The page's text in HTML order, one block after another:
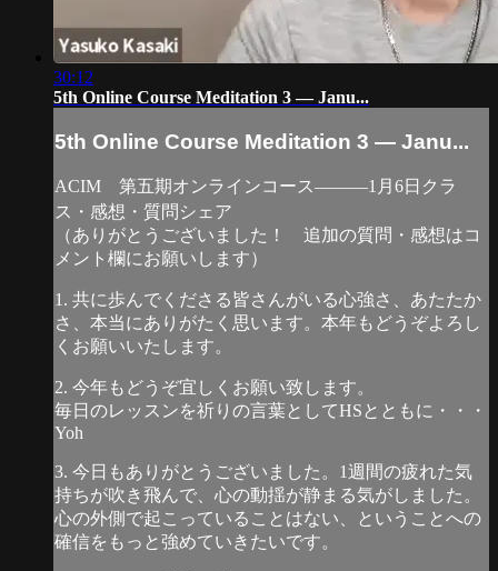
30:12
5th Online Course Meditation 3 — Janu...
5th Online Course Meditation 3 — Janu...
ACIM 第五期オンラインコース―――1月6日クラ
ス・感想・質問シェア
（ありがとうございました！ 追加の質問・感想はコ
メント欄にお願いします）
1. 共に歩んでくださる皆さんがいる心強さ、あたたか
さ、本当にありがたく思います。本年もどうぞよろし
くお願いいたします。
2. 今年もどうぞ宜しくお願い致します。
毎日のレッスンを祈りの言葉としてHSとともに・・・
Yoh
3. 今日もありがとうございました。1週間の疲れた気
持ちが吹き飛んで、心の動揺が静まる気がしました。
心の外側で起こっていることはない、ということへの
確信をもっと強めていきたいです。